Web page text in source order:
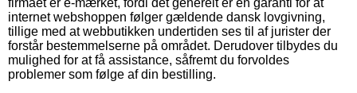
internet webshoppen følger gældende dansk lovgivning,
tillige med at webbutikken undertiden ses til af jurister der
forstår bestemmelserne på området. Derudover tilbydes du
mulighed for at få assistance, såfremt du forvoldes
problemer som følge af din bestilling.